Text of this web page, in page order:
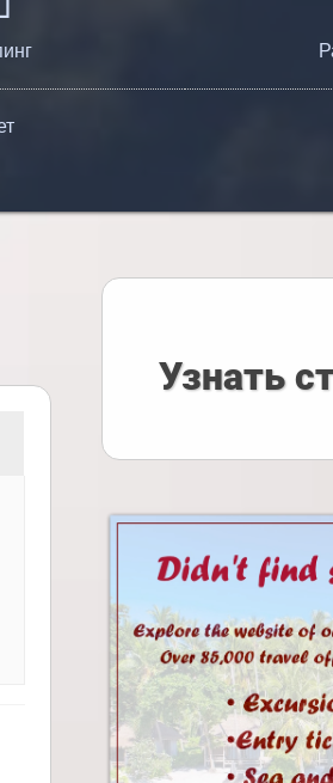
Узнать